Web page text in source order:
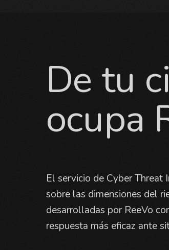
De tu
ocupa
El servicio de Cyber
sobre las dimensiones del
desarrolladas por ReeVo
respuesta más eficaz ante